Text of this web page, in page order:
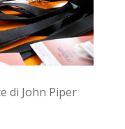
di John Piper